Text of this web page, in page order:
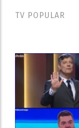
TV POPULAR